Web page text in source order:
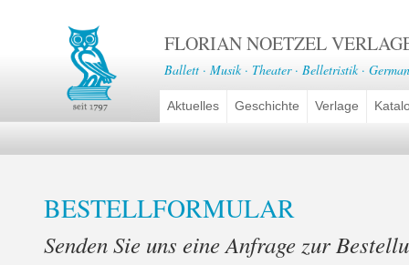
FLORIAN NOETZEL
Ballett · Musik · Theater · Belletristik ·
Aktuelles Geschichte Verlage
BESTELLFORMULAR
Senden Sie uns eine Anfrage zur